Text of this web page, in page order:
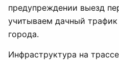
предупреждении выезд
учитываем дачный
города.
Инфраструктура на